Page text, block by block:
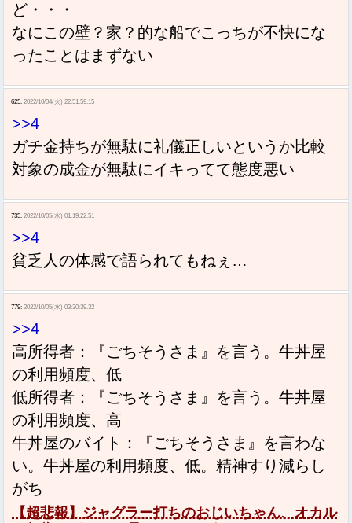
ど・・・
なにこの壁？家？的な船でこっちが不快にな
ったことはまずない
625: 2022/10/04(火) 22:51:59.15
>>4
ガチ金持ちが無駄に礼儀正しいというか比較
対象の成金が無駄にイキってて態度悪い
735: 2022/10/05(水) 01:19:22.51
>>4
貧乏人の体感で語られてもねぇ…
779: 2022/10/05(水) 03:30:39.32
>>4
高所得者：『ごちそうさま』を言う。牛丼屋
の利用頻度、低
低所得者：『ごちそうさま』を言う。牛丼屋
の利用頻度、高
牛丼屋のバイト：『ごちそうさま』を言わな
い。牛丼屋の利用頻度、低。精神すり減らし
がち
【超悲報】ジャグラー打ちのおじいちゃん、オカル